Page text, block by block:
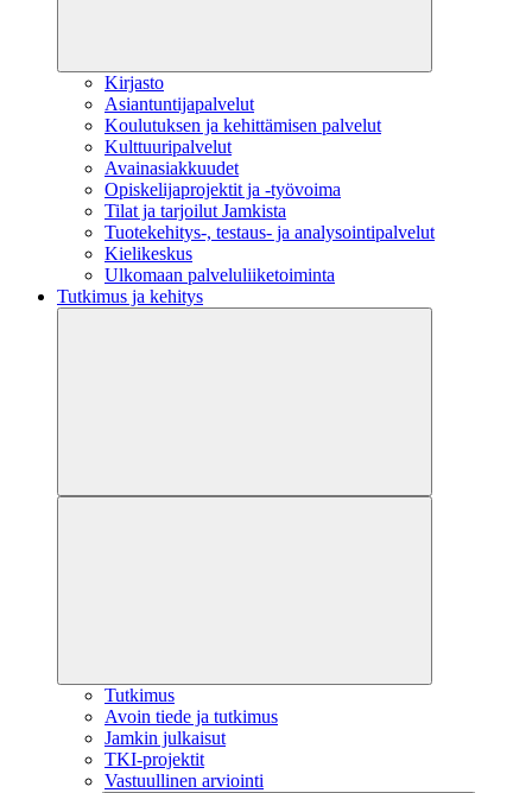
Kirjasto
Asiantuntijapalvelut
Koulutuksen ja kehittämisen palvelut
Kulttuuripalvelut
Avainasiakkuudet
Opiskelijaprojektit​ ja -työvoima
Tilat ja tarjoilut Jamkista
Tuotekehitys-, testaus- ja analysointipalvelut
Kielikeskus
Ulkomaan palveluliiketoiminta
Tutkimus ja kehitys
Tutkimus
Avoin tiede ja tutkimus
Jamkin julkaisut
TKI-projektit
Vastuullinen arviointi